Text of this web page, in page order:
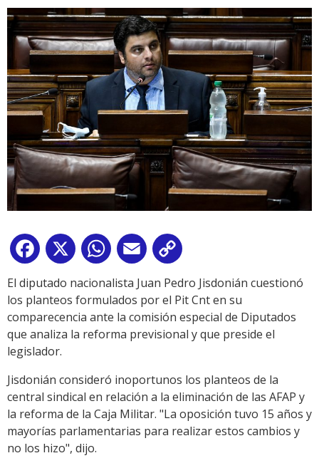
Facebook
X WhatsApp
Email
Link
El diputado nacionalista Juan Pedro Jisdonián cuestionó
los planteos formulados por el Pit Cnt en su
comparecencia ante la comisión especial de Diputados
que analiza la reforma previsional y que preside el
legislador.
Jisdonián consideró inoportunos los planteos de la
central sindical en relación a la eliminación de las AFAP y
la reforma de la Caja Militar. "La oposición tuvo 15 años y
mayorías parlamentarias para realizar estos cambios y
no los hizo", dijo.